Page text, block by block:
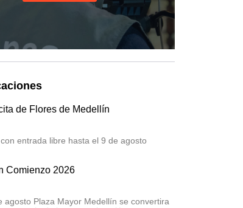
de Flores de Medellín
entrada libre hasta el 9 de agosto
Comienzo 2026
agosto Plaza Mayor Medellín se convertira